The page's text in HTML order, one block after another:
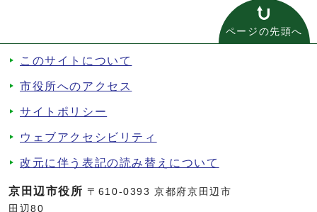
ページの先頭へ
このサイトについて
市役所へのアクセス
サイトポリシー
ウェブアクセシビリティ
改元に伴う表記の読み替えについて
京田辺市役所 〒610-0393 京都府京田辺市
田辺80